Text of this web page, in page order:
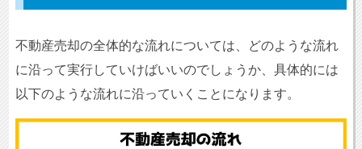
不動産売却の全体的な流れについては、どのような流れ
に沿って実行していけばいいのでしょうか、具体的には
以下のような流れに沿っていくことになります。